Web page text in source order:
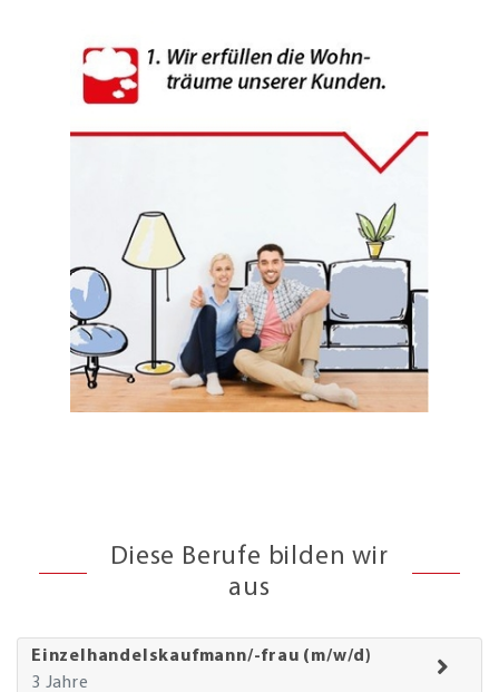
Diese Berufe bilden wir
aus
Einzelhandelskaufmann/-frau (m/w/d)
3 Jahre